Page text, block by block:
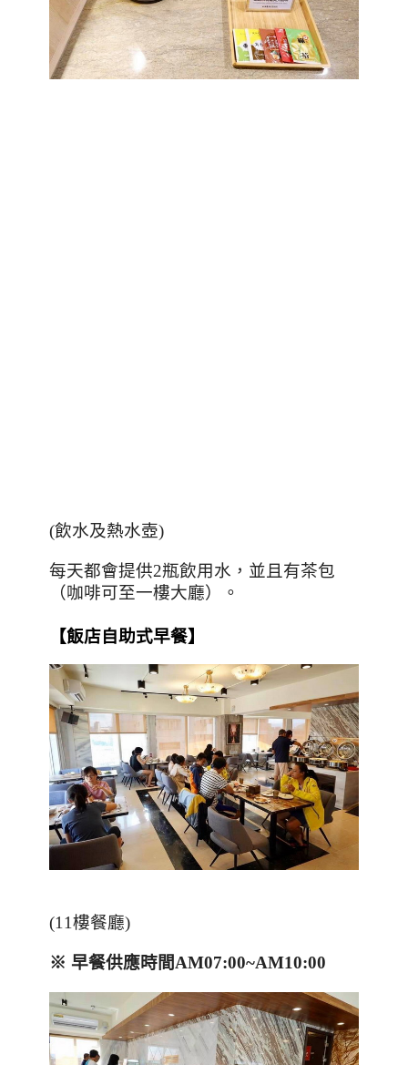
(飲水及熱水壺)
每天都會提供2瓶飲用水，並且有茶包
（咖啡可至一樓大廳）。
【飯店自助式早餐】
(11樓餐廳)
※ 早餐供應時間AM07:00~AM10:00